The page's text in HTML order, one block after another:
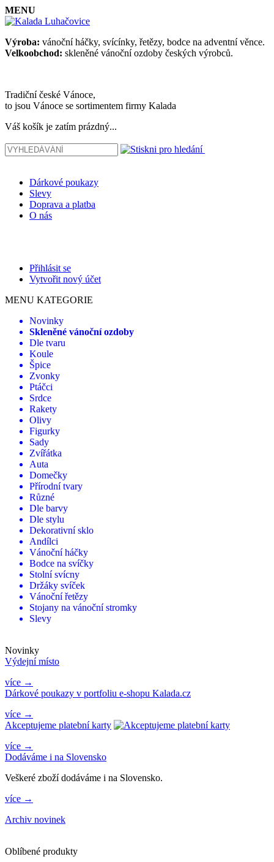
MENU
Výroba: vánoční háčky, svícínky, řetězy, bodce na adventní věnce.
Velkoobchod: skleněné vánoční ozdoby českých výrobců.
Tradiční české Vánoce,
to jsou Vánoce se sortimentem firmy Kalada
Váš košík je zatím prázdný...
Dárkové poukazy
Slevy
Doprava a platba
O nás
Přihlásit se
Vytvořit nový účet
MENU KATEGORIE
Novinky
Skleněné vánoční ozdoby
Dle tvaru
Koule
Špice
Zvonky
Ptáčci
Srdce
Rakety
Olivy
Figurky
Sady
Zvířátka
Auta
Domečky
Přírodní tvary
Různé
Dle barvy
Dle stylu
Dekorativní sklo
Andílci
Vánoční háčky
Bodce na svíčky
Stolní svícny
Držáky svíček
Vánoční řetězy
Stojany na vánoční stromky
Slevy
Novinky
Výdejní místo
více →
Dárkové poukazy v portfoliu e-shopu Kalada.cz
více →
Akceptujeme platební karty
více →
Dodáváme i na Slovensko
Veškeré zboží dodáváme i na Slovensko.
více →
Archiv novinek
Oblíbené produkty